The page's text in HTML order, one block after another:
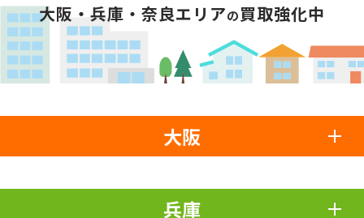
大阪・兵庫・奈良エリアの買取強化中
大阪
兵庫